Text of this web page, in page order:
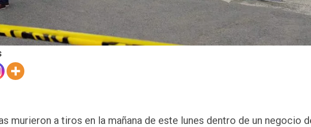
murieron a tiros en la mañana de este lunes dentro de un negocio